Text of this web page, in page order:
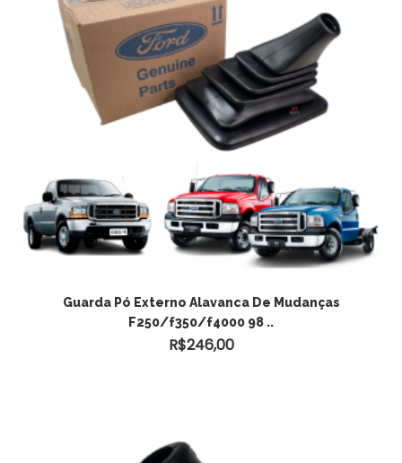
ADICIONAR AO CARRINHO
Guarda Pó Externo Alavanca De Mudanças
F250/f350/f4000 98 ..
R$246,00